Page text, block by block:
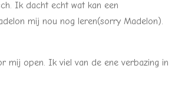
Ik dacht echt wat kan een
mij nou nog leren(sorry Madelon).
mij open. Ik viel van de ene verbazing in